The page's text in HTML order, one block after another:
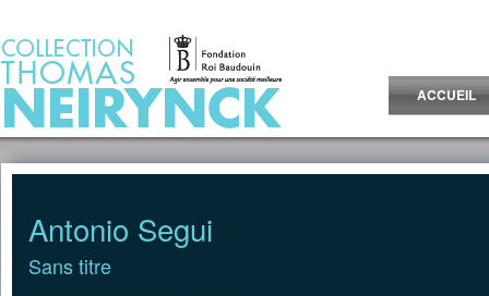
ACCUEIL
Antonio Segui
Sans titre